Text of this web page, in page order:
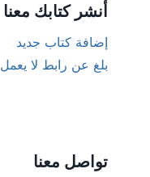
أنشر كتابك معنا
إضافة كتاب جديد
بلغ عن رابط لا يعمل
تواصل معنا